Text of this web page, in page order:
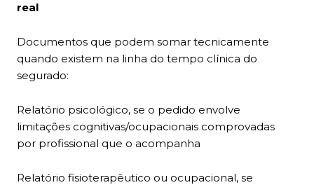
real
Documentos que podem somar tecnicamente
quando existem na linha do tempo clínica do
segurado:
Relatório psicológico, se o pedido envolve
limitações cognitivas/ocupacionais comprovadas
por profissional que o acompanha
Relatório fisioterapêutico ou ocupacional, se